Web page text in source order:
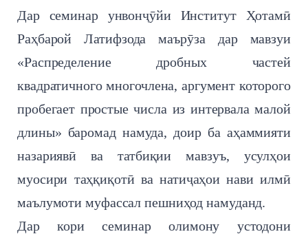
Дар семинар унвонҷӯйи Институт Ҳотамӣ
Раҳбарой Латифзода маърӯза дар мавзуи
«Распределение дробных частей
квадратичного многочлена, аргумент которого
пробегает простые числа из интервала малой
длины» баромад намуда, доир ба аҳаммияти
назариявӣ ва татбиқии мавзуъ, усулҳои
муосири таҳқиқотӣ ва натиҷаҳои нави илмӣ
маълумоти муфассал пешниҳод намуданд.
Дар кори семинар олимону устодони